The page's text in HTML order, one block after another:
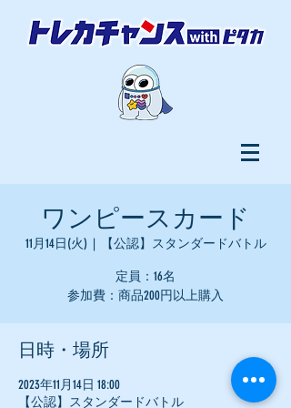
ワンピースカード
11月14日(火)
  |
【公認】スタンダードバトル
定員：16名
参加費：商品200円以上購入
日時・場所
2023年11月14日 18:00
【公認】スタンダードバトル